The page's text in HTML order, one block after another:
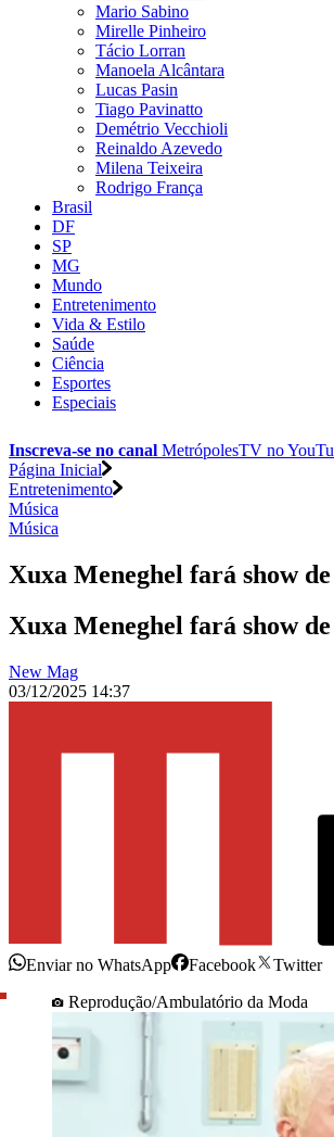
Mario Sabino
Mirelle Pinheiro
Tácio Lorran
Manoela Alcântara
Lucas Pasin
Tiago Pavinatto
Demétrio Vecchioli
Reinaldo Azevedo
Milena Teixeira
Rodrigo França
Brasil
DF
SP
MG
Mundo
Entretenimento
Vida & Estilo
Saúde
Ciência
Esportes
Especiais
Inscreva-se no canal MetrópolesTV no
Página Inicial
Entretenimento
Música
Música
Xuxa Meneghel fará show
Xuxa Meneghel fará show
New Mag
03/12/2025 14:37
Enviar no WhatsApp Facebook
Twitter
Reprodução/Ambulatório da Moda